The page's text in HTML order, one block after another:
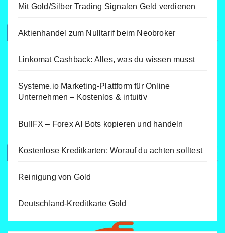
Mit Gold/Silber Trading Signalen Geld verdienen
Aktienhandel zum Nulltarif beim Neobroker
Linkomat Cashback: Alles, was du wissen musst
Systeme.io Marketing-Plattform für Online
Unternehmen – Kostenlos & intuitiv
BullFX – Forex AI Bots kopieren und handeln
Kostenlose Kreditkarten: Worauf du achten solltest
Reinigung von Gold
Deutschland-Kreditkarte Gold